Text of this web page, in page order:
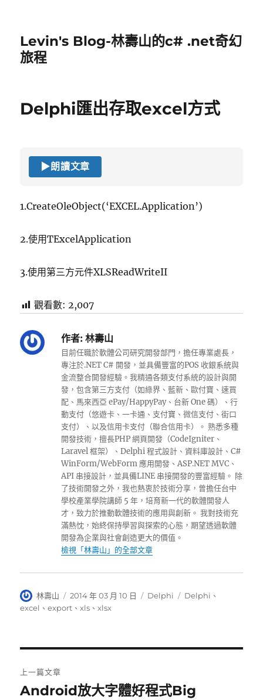
Levin's Blog-林壽山的c# .net奇幻
旅程
Delphi匯出存取excel方式
▶朗讀文章
1.CreateOleObject(‘EXCEL.Application’)
2.使用TExcelApplication
3.使用第三方元件XLSReadWriteII
觀看數: 2,007
作者: 林壽山
目前任職於軟體公司研究開發部門，擔任專業處長，
專注於.NET C# 開發，並具備豐富的POS 收銀系統與
金流整合開發經驗。我精通各類支付系統的設計與開
發，包含第三方支付（如綠界、藍新、歐付寶、速買
配、馬來西亞 ePay/HappyPay、台新 One 碼）、行
動支付（悠遊卡、一卡通、支付寶、微信支付、街口
支付）、以及信用卡支付（聯合信用卡）。 熟悉多種
開發技術，擅長PHP 網頁開發（CodeIgniter、
Laravel 框架）、Delphi 程式設計、資料庫設計、C#
WinForm/WebForm 應用開發、ASP.NET MVC、
API 串接設計，並具備LINE 串接開發的豐富經驗。 除
了技術開發之外，我也熱衷於技術分享，曾擔任台中
學校產業學院講師 5 年，培育新一代的軟體開發人
才，致力於推動軟體技術的應用與創新。 我對技術充
滿熱忱，始終保持學習與探索的心態，期望透過軟體
開發為企業與社會創造更大的價值。
檢視「林壽山」的全部文章
作
者
林壽山
發
佈
2014 年 03 月 10 日
分
Delphi
標
Delphi 、
excel 、export 、xls 、xlsx
章
上一篇文章
上
Android放大字體好程式Big